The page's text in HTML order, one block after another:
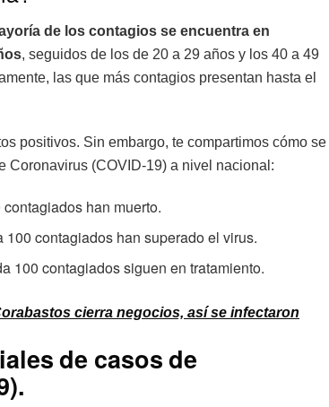
de los contagios se encuentra en
, seguidos de los de 20 a 29 años y los 40 a 49
las que más contagios presentan hasta el
positivos. Sin embargo, te compartimos cómo se
Coronavirus (COVID-19) a nivel nacional:
han muerto.
100 contagiados han superado el virus.
100 contagiados siguen en tratamiento.
cierra negocios, así se infectaron
de casos de